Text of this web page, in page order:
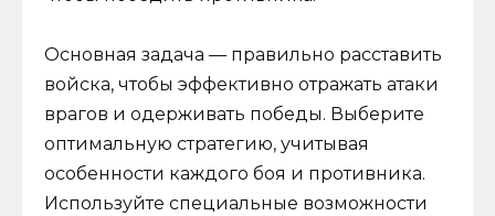
Основная задача — правильно расставить
войска, чтобы эффективно отражать атаки
врагов и одерживать победы. Выберите
оптимальную стратегию, учитывая
особенности каждого боя и противника.
Используйте специальные возможности